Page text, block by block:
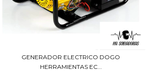
GENERADOR ELECTRICO DOGO
HERRAMIENTAS EC...